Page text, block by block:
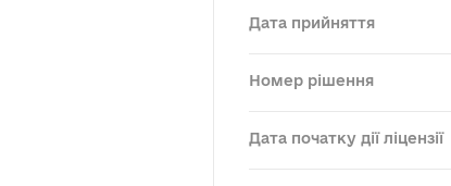
Дата прийняття
Номер рішення
Дата початку дії ліцензії